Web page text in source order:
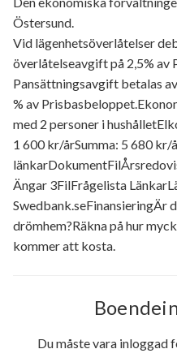
Östersund.
Vid lägenhetsöverlåtelser
överlåtelseavgift på 2,5% av
Pansättningsavgift betalas
% av
med 2 personer i
1 600 kr/årSumma: 5 680 kr/
Ängar 3FilFrågelista
Swedbank.seFinansieringÄr
drömhem?Räkna på hur
kommer att kosta.
Du måste vara inloggad